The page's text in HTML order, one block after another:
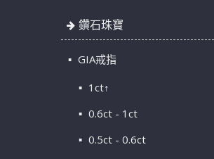
鑽石珠寶
GIA戒指
1ct↑
0.6ct - 1ct
0.5ct - 0.6ct